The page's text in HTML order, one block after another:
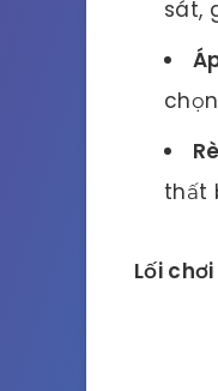
sát,
thất
Lối